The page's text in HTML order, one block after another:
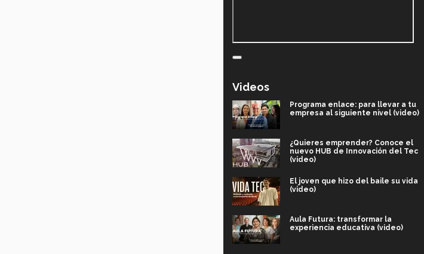
Videos
Programa enlace: para llevar a tu
empresa al siguiente nivel (video)
¿Quieres emprender? Conoce el
nuevo HUB de Innovación del Tec
(video)
El joven que hizo del baile su vida
(video)
Aula Futura: transformar la
experiencia educativa (video)